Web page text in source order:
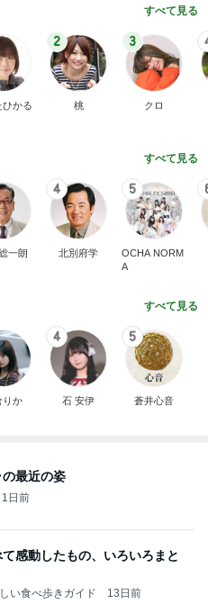
すべて見る
ひかる
2
桃
3
クロ
すべて見る
一朗
4
北別府学
5
OCHA NORM
A
すべて見る
りか
4
石 安伊
5
蒼井心音
最近の姿
1日前
感動したもの、いろいろまと
い食べ歩きガイド 13日前